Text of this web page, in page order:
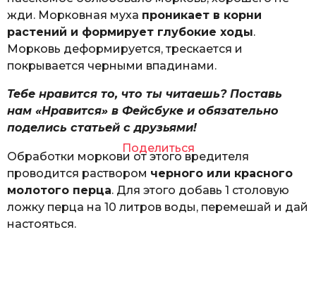
жди. Морковная муха проникает в корни
растений и формирует глубокие ходы.
Морковь деформируется, трескается и
покрывается черными впадинами.
Тебе нравится то, что ты читаешь? Поставь
нам «Нравится» в Фейсбуке и обязательно
поделись статьей с друзьями!
Поделиться
Обработки моркови от этого вредителя
проводится раствором черного или красного
молотого перца. Для этого добавь 1 столовую
ложку перца на 10 литров воды, перемешай и дай
настояться.